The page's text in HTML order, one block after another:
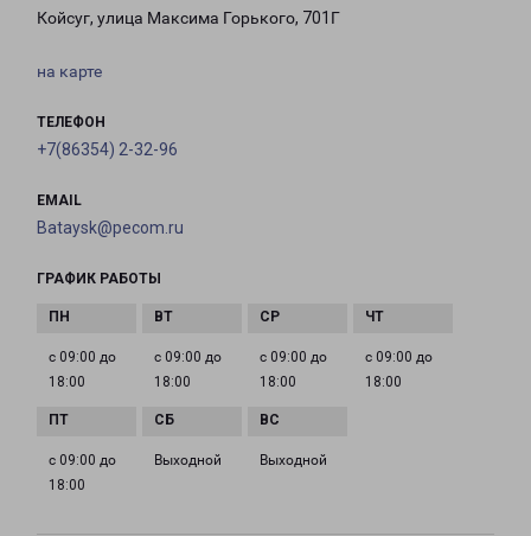
Койсуг, улица Максима Горького, 701Г
на карте
ТЕЛЕФОН
+7(86354) 2-32-96
EMAIL
Bataysk@pecom.ru
ГРАФИК РАБОТЫ
с 09:00 до
18:00
с 09:00 до
18:00
с 09:00 до
18:00
с 09:00 до
18:00
с 09:00 до
18:00
Выходной Выходной